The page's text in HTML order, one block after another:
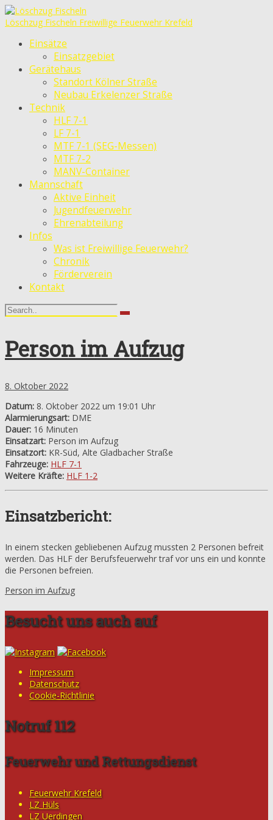
Löschzug Fischeln Freiwillige Feuerwehr Krefeld
Einsätze
Einsatzgebiet
Gerätehaus
Standort Kölner Straße
Neubau Erkelenzer Straße
Technik
HLF 7-1
LF 7-1
MTF 7-1 (SEG-Messen)
MTF 7-2
MANV-Container
Mannschaft
Aktive Einheit
Jugendfeuerwehr
Ehrenabteilung
Infos
Was ist Freiwillige Feuerwehr?
Chronik
Förderverein
Kontakt
Person im Aufzug
8. Oktober 2022
Datum: 8. Oktober 2022 um 19:01 Uhr
Alarmierungsart: DME
Dauer: 16 Minuten
Einsatzart: Person im Aufzug
Einsatzort: KR-Süd, Alte Gladbacher Straße
Fahrzeuge: HLF 7-1
Weitere Kräfte: HLF 1-2
Einsatzbericht:
In einem stecken gebliebenen Aufzug mussten 2 Personen befreit
werden. Das HLF der Berufsfeuerwehr traf vor uns ein und konnte
die Personen befreien.
Person im Aufzug
Besucht uns auch auf
Impressum
Datenschutz
Cookie-Richtlinie
Notruf 112
Feuerwehr und Rettungsdienst
Feuerwehr Krefeld
LZ Hüls
LZ Uerdingen